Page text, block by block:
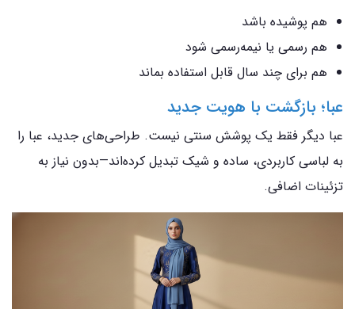
هم پوشیده باشد
هم رسمی یا نیمه‌رسمی شود
هم برای چند سال قابل استفاده بماند
عبا؛ بازگشت با هویت جدید
عبا دیگر فقط یک پوشش سنتی نیست. طراحی‌های جدید، عبا را
به لباسی کاربردی، ساده و شیک تبدیل کرده‌اند—بدون نیاز به
تزئینات اضافی.